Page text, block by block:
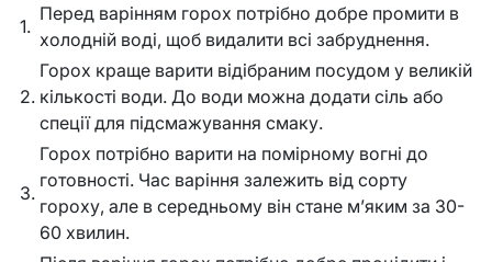
1.
Перед варінням горох потрібно добре промити в
холодній воді, щоб видалити всі забруднення.
2.
Горох краще варити відібраним посудом у великій
кількості води. До води можна додати сіль або
спеції для підсмажування смаку.
3.
Горох потрібно варити на помірному вогні до
готовності. Час варіння залежить від сорту
гороху, але в середньому він стане м’яким за 30-
60 хвилин.